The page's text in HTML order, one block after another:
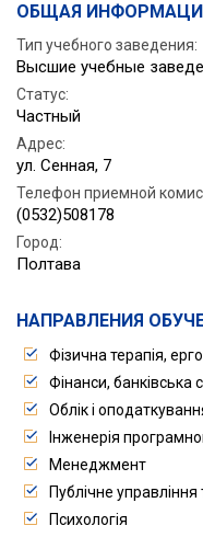
ОБЩАЯ
Тип учебного заведения:
Высшие учебные
Статус:
Частный
Адрес:
ул. Сенная, 7
Телефон приемной
(0532)508178
Город:
Полтава
НАПРАВЛЕНИЯ
Фізична терапія,
Фінанси, банківська
Облік і
Інженерія
Менеджмент
Публічне
Психологія